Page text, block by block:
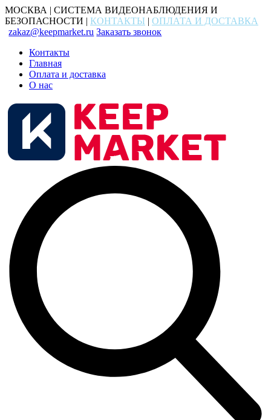
МОСКВА | СИСТЕМА ВИДЕОНАБЛЮДЕНИЯ И
БЕЗОПАСНОСТИ | КОНТАКТЫ | ОПЛАТА И ДОСТАВКА
zakaz@keepmarket.ru Заказать звонок
Контакты
Главная
Оплата и доставка
О нас